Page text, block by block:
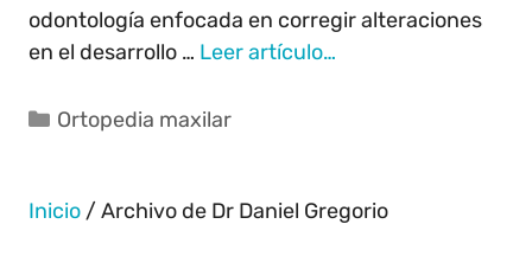
odontología enfocada en corregir alteraciones
en el desarrollo … Leer artículo…
Ortopedia maxilar
Inicio /Archivo de Dr Daniel Gregorio